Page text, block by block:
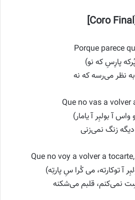
Porque parece
پارِسِ که نو)
نظر می‌رسه که نه
Que no vas a volver
واس آ بولبِر آ یامار)
زنگ نمی‌زنی
Que no voy a volver a
آ توکارته، می کُرا سِ پارتِه)
نمی‌کنم، قلبم می‌شکنه